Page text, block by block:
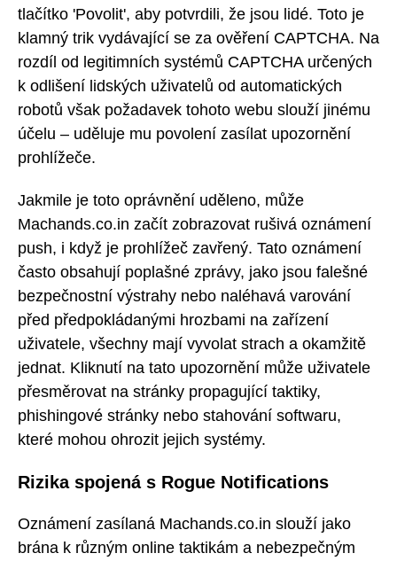
tlačítko 'Povolit', aby potvrdili, že jsou lidé. Toto je
klamný trik vydávající se za ověření CAPTCHA. Na
rozdíl od legitimních systémů CAPTCHA určených
k odlišení lidských uživatelů od automatických
robotů však požadavek tohoto webu slouží jinému
účelu – uděluje mu povolení zasílat upozornění
prohlížeče.
Jakmile je toto oprávnění uděleno, může
Machands.co.in začít zobrazovat rušivá oznámení
push, i když je prohlížeč zavřený. Tato oznámení
často obsahují poplašné zprávy, jako jsou falešné
bezpečnostní výstrahy nebo naléhavá varování
před předpokládanými hrozbami na zařízení
uživatele, všechny mají vyvolat strach a okamžitě
jednat. Kliknutí na tato upozornění může uživatele
přesměrovat na stránky propagující taktiky,
phishingové stránky nebo stahování softwaru,
které mohou ohrozit jejich systémy.
Rizika spojená s Rogue Notifications
Oznámení zasílaná Machands.co.in slouží jako
brána k různým online taktikám a nebezpečným